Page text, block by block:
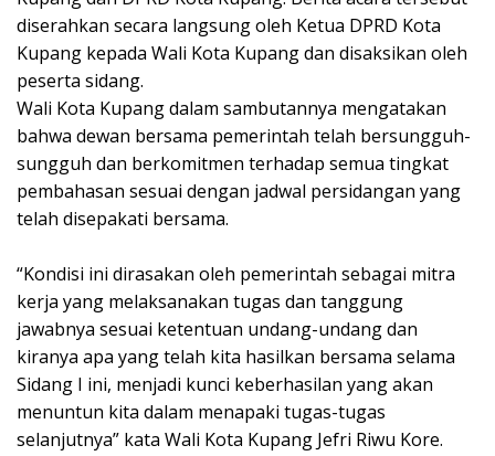
diserahkan secara langsung oleh Ketua DPRD Kota
Kupang kepada Wali Kota Kupang dan disaksikan oleh
peserta sidang.
Wali Kota Kupang dalam sambutannya mengatakan
bahwa dewan bersama pemerintah telah bersungguh-
sungguh dan berkomitmen terhadap semua tingkat
pembahasan sesuai dengan jadwal persidangan yang
telah disepakati bersama.
“Kondisi ini dirasakan oleh pemerintah sebagai mitra
kerja yang melaksanakan tugas dan tanggung
jawabnya sesuai ketentuan undang-undang dan
kiranya apa yang telah kita hasilkan bersama selama
Sidang I ini, menjadi kunci keberhasilan yang akan
menuntun kita dalam menapaki tugas-tugas
selanjutnya” kata Wali Kota Kupang Jefri Riwu Kore.